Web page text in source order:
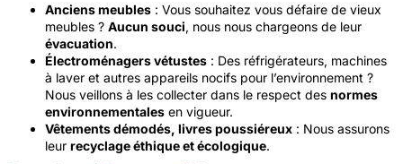
Anciens meubles : Vous souhaitez vous défaire de vieux
meubles ? Aucun souci, nous nous chargeons de leur
évacuation.
Électroménagers vétustes : Des réfrigérateurs, machines
à laver et autres appareils nocifs pour l’environnement ?
Nous veillons à les collecter dans le respect des normes
environnementales en vigueur.
Vêtements démodés, livres poussiéreux : Nous assurons
leur recyclage éthique et écologique.